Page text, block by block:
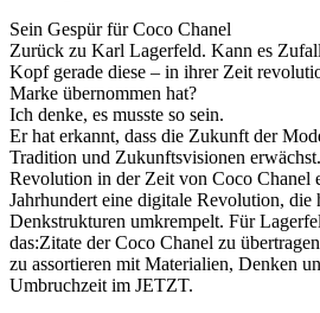
Sein Gespür für Coco Chanel
Zurück zu Karl Lagerfeld. Kann es
Kopf gerade diese – in ihrer Zeit
Marke übernommen hat?
Ich denke, es musste so sein.
Er hat erkannt, dass die Zukunft der
Tradition und Zukunftsvisionen
Revolution in der Zeit von Coco Chanel
Jahrhundert eine digitale Revolution, die
Denkstrukturen umkrempelt. Für
das:Zitate der Coco Chanel zu
zu assortieren mit Materialien, Denken
Umbruchzeit im JETZT.